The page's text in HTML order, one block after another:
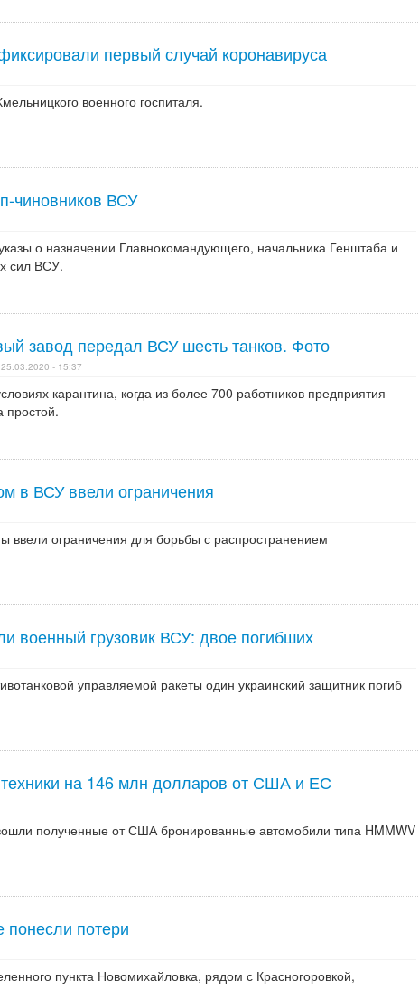
первый случай коронавируса
военного госпиталя.
чиновников ВСУ
о назначении Главнокомандующего, начальника Генштаба и
сил ВСУ.
завод передал ВСУ шесть танков. Фото
25.03.2020 - 15:37
карантина, когда из более 700 работников предприятия
простой.
в ВСУ ввели ограничения
ввели ограничения для борьбы с распространением
военный грузовик ВСУ: двое погибших
управляемой ракеты один украинский защитник погиб
на 146 млн долларов от США и ЕС
полученные от США бронированные автомобили типа HMMWV
потери
пункта Новомихайловка, рядом с Красногоровкой,